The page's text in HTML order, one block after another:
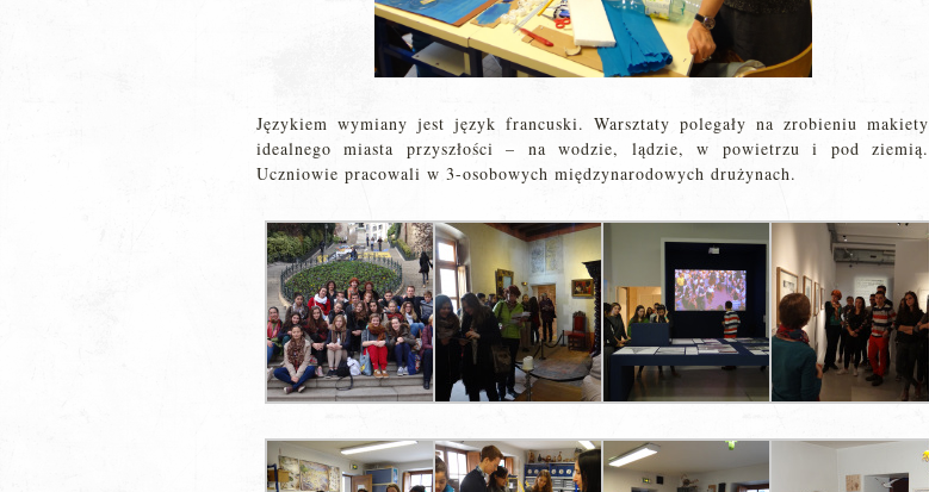
Językiem wymiany jest język francuski. Warsztaty polegały na zrobieniu makiety
idealnego miasta przyszłości – na wodzie, lądzie, w powietrzu i pod ziemią.
Uczniowie pracowali w 3-osobowych międzynarodowych drużynach.